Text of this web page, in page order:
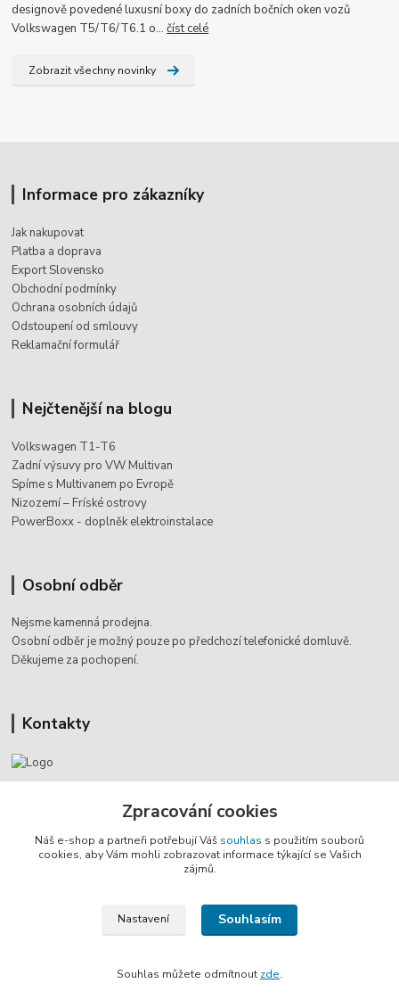
designově povedené luxusní boxy do zadních bočních oken vozů
Volkswagen T5/T6/T6.1 o...číst celé
Zobrazit všechny novinky
Informace pro zákazníky
Jak nakupovat
Platba a doprava
Export Slovensko
Obchodní podmínky
Ochrana osobních údajů
Odstoupení od smlouvy
Reklamační formulář
Nejčtenější na blogu
Volkswagen T1-T6
Zadní výsuvy pro VW Multivan
Spíme s Multivanem po Evropě
Nizozemí – Fríské ostrovy
PowerBoxx - doplněk elektroinstalace
Osobní odběr
Nejsme kamenná prodejna.
Osobní odběr je možný pouze po předchozí telefonické domluvě.
Děkujeme za pochopení.
Kontakty
+420 602 455 633
info@multivan-shop.cz
Zpracování cookies
Náš e-shop a partneři potřebují Váš souhlas s použitím souborů
cookies, aby Vám mohli zobrazovat informace týkající se Vašich
zájmů.
Nastavení Souhlasím
Souhlas můžete odmítnout zde.